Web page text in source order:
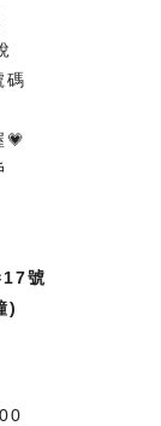
碼
💗
號
)